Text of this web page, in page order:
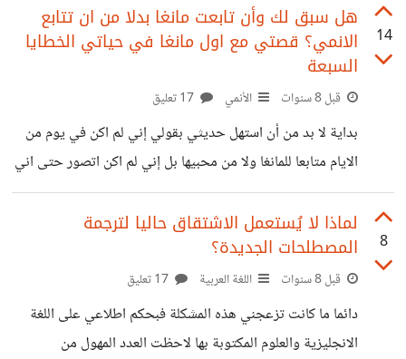
هنا أن تضيفوا نفس الميزة هنا في حسوب اي أن تصلني
الاشعارات في لوحة الاشعارات بدلا من وجوب كوني في الصفحة
14
هل سبق لك وأن تابعت مانغا بدلا من ان تتابع
الانمي؟ قصتي مع اول مانغا في حياتي الخطايا
السبعة
قبل 8 سنوات الأنمي
بداية لا بد من أن استهل حديثي بقولي إني لم اكن في يوم من
الايام متابعا للمانغا ولا من محبيها بل إني لم اكن اتصور حتى اني
ساتابع مانغا حتى نهاية عمري، وكنت اتعجب ممن يقرأها فكنت
اقول ماذا يرى فيها فما هي الا رسوم جامدة لا تعيشك الجو، فكل
الانميات المشهورة هي انميات فيها الكثير من الحركة والقتال
فالانمي دائما ما كان الافضل بالنسبة لي، فكرت عدة مرات في
قراءة مانغا لكني لم استسغ الفكرة من اصلها. نبدأ الان
8
لماذا لا يُستعمل الاشتقاق حاليا لترجمة
المصطلحات الجديدة؟
قبل 8 سنوات اللغة العربية
دائما ما كانت تزعجني هذه المشكلة فبحكم اطلاعي على اللغة
الانجليزية والعلوم المكتوبة بها لاحظت العدد المهول من